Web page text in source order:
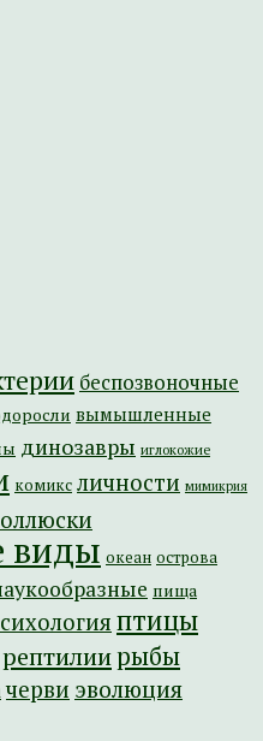
беспозвоночные
вымышленные
динозавры иглокожие
комикс личности мимикрия
виды океан острова
пища
птицы
рептилиирыбы
черви эволюция